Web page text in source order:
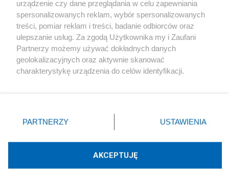
X Facebook Instagram Youtube
Technologię dostarcza:W3media.pl
urządzenie czy dane przeglądania w celu zapewniania
spersonalizowanych reklam, wybór spersonalizowanych
treści, pomiar reklam i treści, badanie odbiorców oraz
ulepszanie usług. Za zgodą Użytkownika my i Zaufani
Partnerzy możemy używać dokładnych danych
geolokalizacyjnych oraz aktywnie skanować
charakterystykę urządzenia do celów identyfikacji.
zmienić/wycofać klikając przycisk ustawień prywatności
znajdujący się w lewym dolnym rogu strony
rodzaje przetwarzania danych nie wymagają zgody
użytkownika, ale masz prawo sprzeciwić się takiemu
przetwarzaniu. Preferencje będą miały zastosowania tylko
PARTNERZY USTAWIENIA
AKCEPTUJĘ